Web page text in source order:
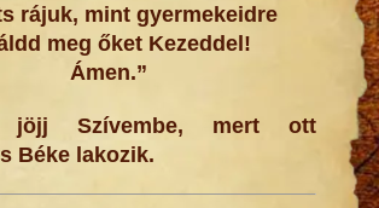
rájuk, mint gyermekeidre
meg őket Kezeddel!
Ámen.”
jöjj Szívembe, mert ott
Béke lakozik.